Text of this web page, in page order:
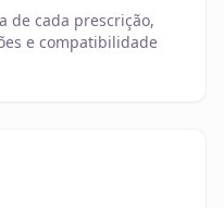
de cada prescrição,
e compatibilidade